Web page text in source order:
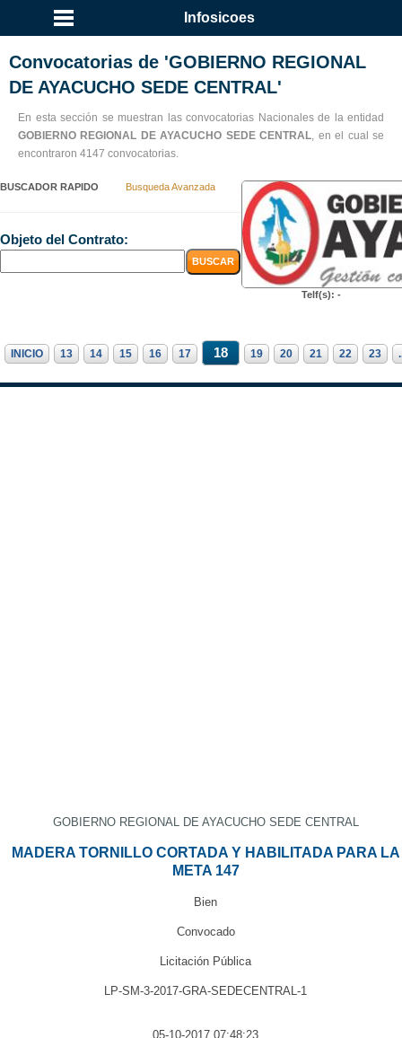
Infosicoes
Convocatorias de 'GOBIERNO REGIONAL
DE AYACUCHO SEDE CENTRAL'
En esta sección se muestran las convocatorias Nacionales de la entidad
GOBIERNO REGIONAL DE AYACUCHO SEDE CENTRAL, en el cual se
encontraron 4147 convocatorias.
BUSCADOR RAPIDO Busqueda Avanzada
Objeto del Contrato:
Telf(s): -
INICIO 13 14 15 16 17 18 19 20 21 22 23
GOBIERNO REGIONAL DE AYACUCHO SEDE CENTRAL
MADERA TORNILLO CORTADA Y HABILITADA PARA LA
META 147
Bien
Convocado
Licitación Pública
LP-SM-3-2017-GRA-SEDECENTRAL-1
05-10-2017 07:48:23